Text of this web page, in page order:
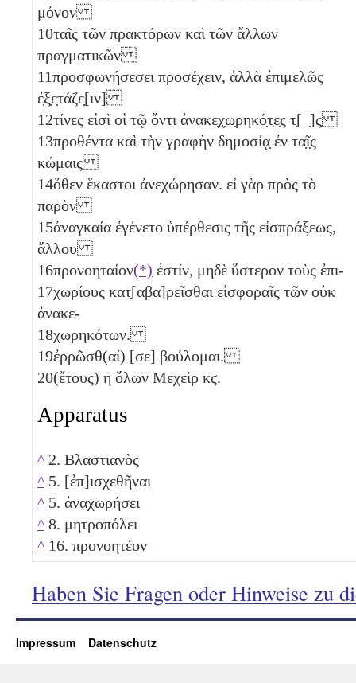
μόνον
10ταῖς τῶν πρακτόρων καὶ τῶν ἄλλων
πραγματικῶν
11προσφωνήσεσει προσέχειν, ἀλλὰ ἐπιμελῶς
ἐ̣ξ̣ε̣τάζε̣[ιν]
12τίνες εἰσὶ οἱ τῷ ὄντι ἀνακε̣χ̣ω̣ρηκό̣τ̣ε̣ς τ̣[ ̣]ς̣
13προθέντα καὶ τὴν γραφὴν δημοσίᾳ̣ ἐν τα̣ῖ̣ς
κώμαις
14ὅθεν ἕκαστοι ἀνεχώρησαν. εἰ γὰρ πρὸς τὸ
παρὸν
15ἀναγκαία ἐγένετο ὑπέρθεσις τῆς εἰσπράξεως,
ἄλλου
16προνοηταίον(*) ἐστίν, μηδὲ ὕστερον τοὺς ἐπι-
17χωρίους κατ̣[αβα]ρεῖσθαι εἰσφοραῖς τῶν οὐκ
ἀνακε-
18χωρηκότων.
19ἐρρῶσθ(αί) [σε] βούλομαι.
20(ἔτους) η ὅλων Μεχεὶρ κϛ.
Apparatus
^ 2. Βλαστιανὸς
^ 5. [ἐπ]ισχεθῆναι
^ 5. ἀναχωρήσει
^ 8. μητροπόλει
^ 16. προνοητέον
Haben Sie Fragen oder Hinweise zu
Impressum Datenschutz